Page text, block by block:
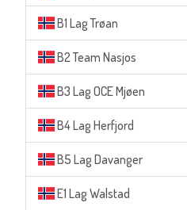
B1 Lag Trøan
B2 Team Nasjos
B3 Lag OCE Mjøen
B4 Lag Herfjord
B5 Lag Davanger
E1 Lag Walstad